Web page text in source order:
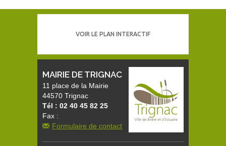
VOIR LE PLAN INTERACTIF
MAIRIE DE TRIGNAC
11 place de la Mairie
44570 Trignac
Tél : 02 40 45 82 25
Fax :
Formulaire de contact